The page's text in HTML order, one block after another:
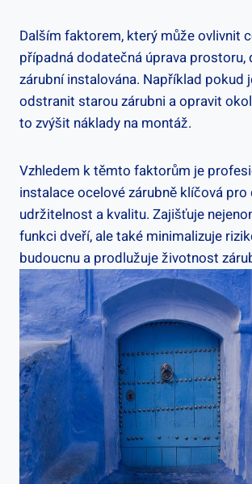
Dalším faktorem, který může ovlivnit
případná dodatečná úprava prostoru,
zárubní instalována. Například pokud
odstranit starou zárubni a opravit
to zvýšit náklady na montáž.
Vzhledem k těmto faktorům je
instalace ocelové zárubně klíčová
udržitelnost a kvalitu. Zajišťuje
funkci dveří, ale také minimalizuje
budoucnu a prodlužuje životnost